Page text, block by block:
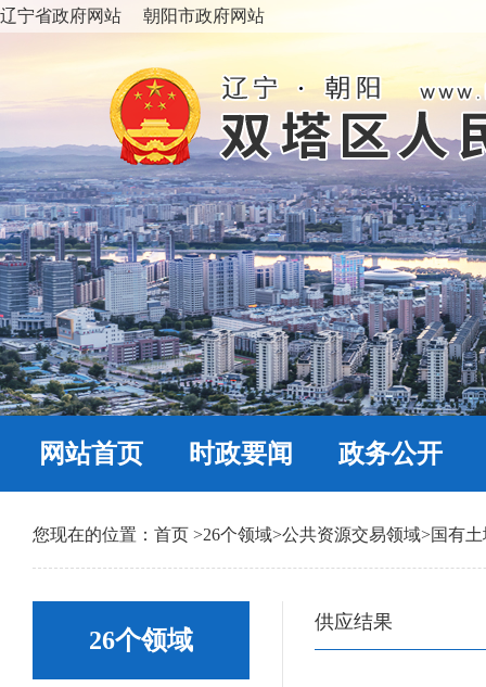
辽宁省政府网站 朝阳市政府网站
网站首页 时政要闻 政务公开
您现在的位置： 首页 >26个领域>公共资源交易领域>国有
26个领域
供应结果